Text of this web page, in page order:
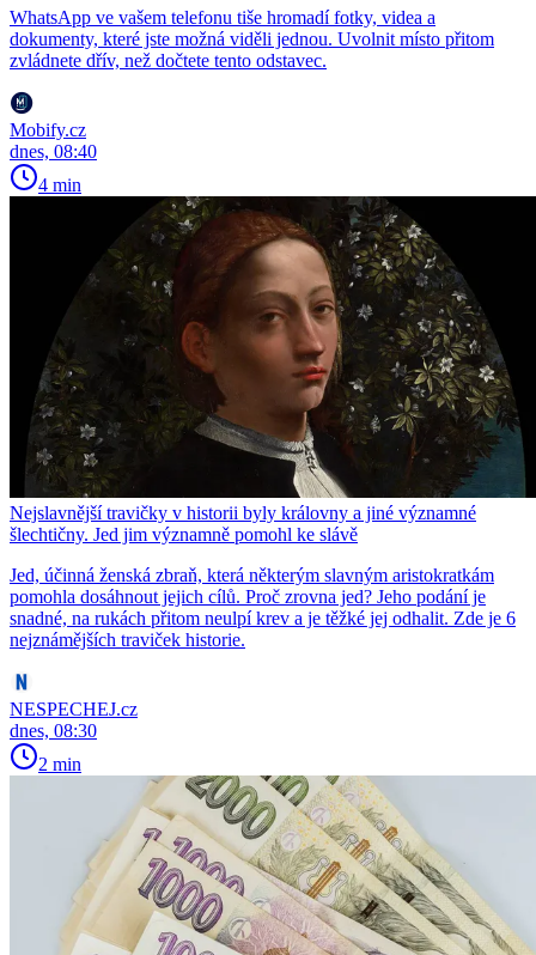
WhatsApp ve vašem telefonu tiše hromadí fotky, videa a
dokumenty, které jste možná viděli jednou. Uvolnit místo přitom
zvládnete dřív, než dočtete tento odstavec.
Mobify.cz
dnes, 08:40
4 min
Nejslavnější travičky v historii byly královny a jiné významné
šlechtičny. Jed jim významně pomohl ke slávě
Jed, účinná ženská zbraň, která některým slavným aristokratkám
pomohla dosáhnout jejich cílů. Proč zrovna jed? Jeho podání je
snadné, na rukách přitom neulpí krev a je těžké jej odhalit. Zde je 6
nejznámějších traviček historie.
NESPECHEJ.cz
dnes, 08:30
2 min